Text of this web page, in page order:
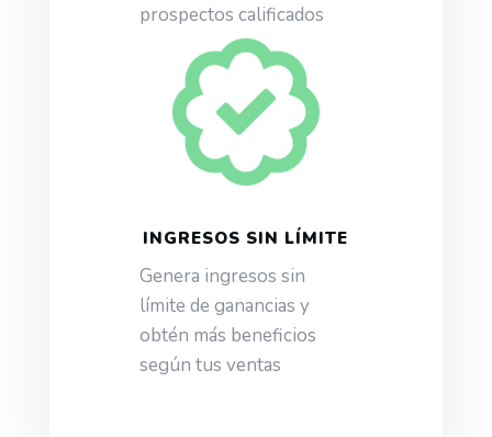
prospectos calificados
INGRESOS SIN LÍMITE
Genera ingresos sin
límite de ganancias y
obtén más beneficios
según tus ventas